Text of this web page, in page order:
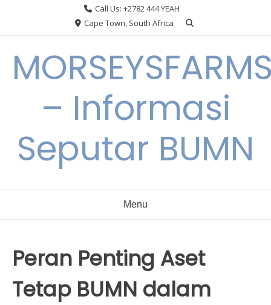
Call Us: +2782 444 YEAH
Cape Town, South Africa
– Informasi
Seputar BUMN
Menu
Peran Penting Aset
Tetap BUMN dalam